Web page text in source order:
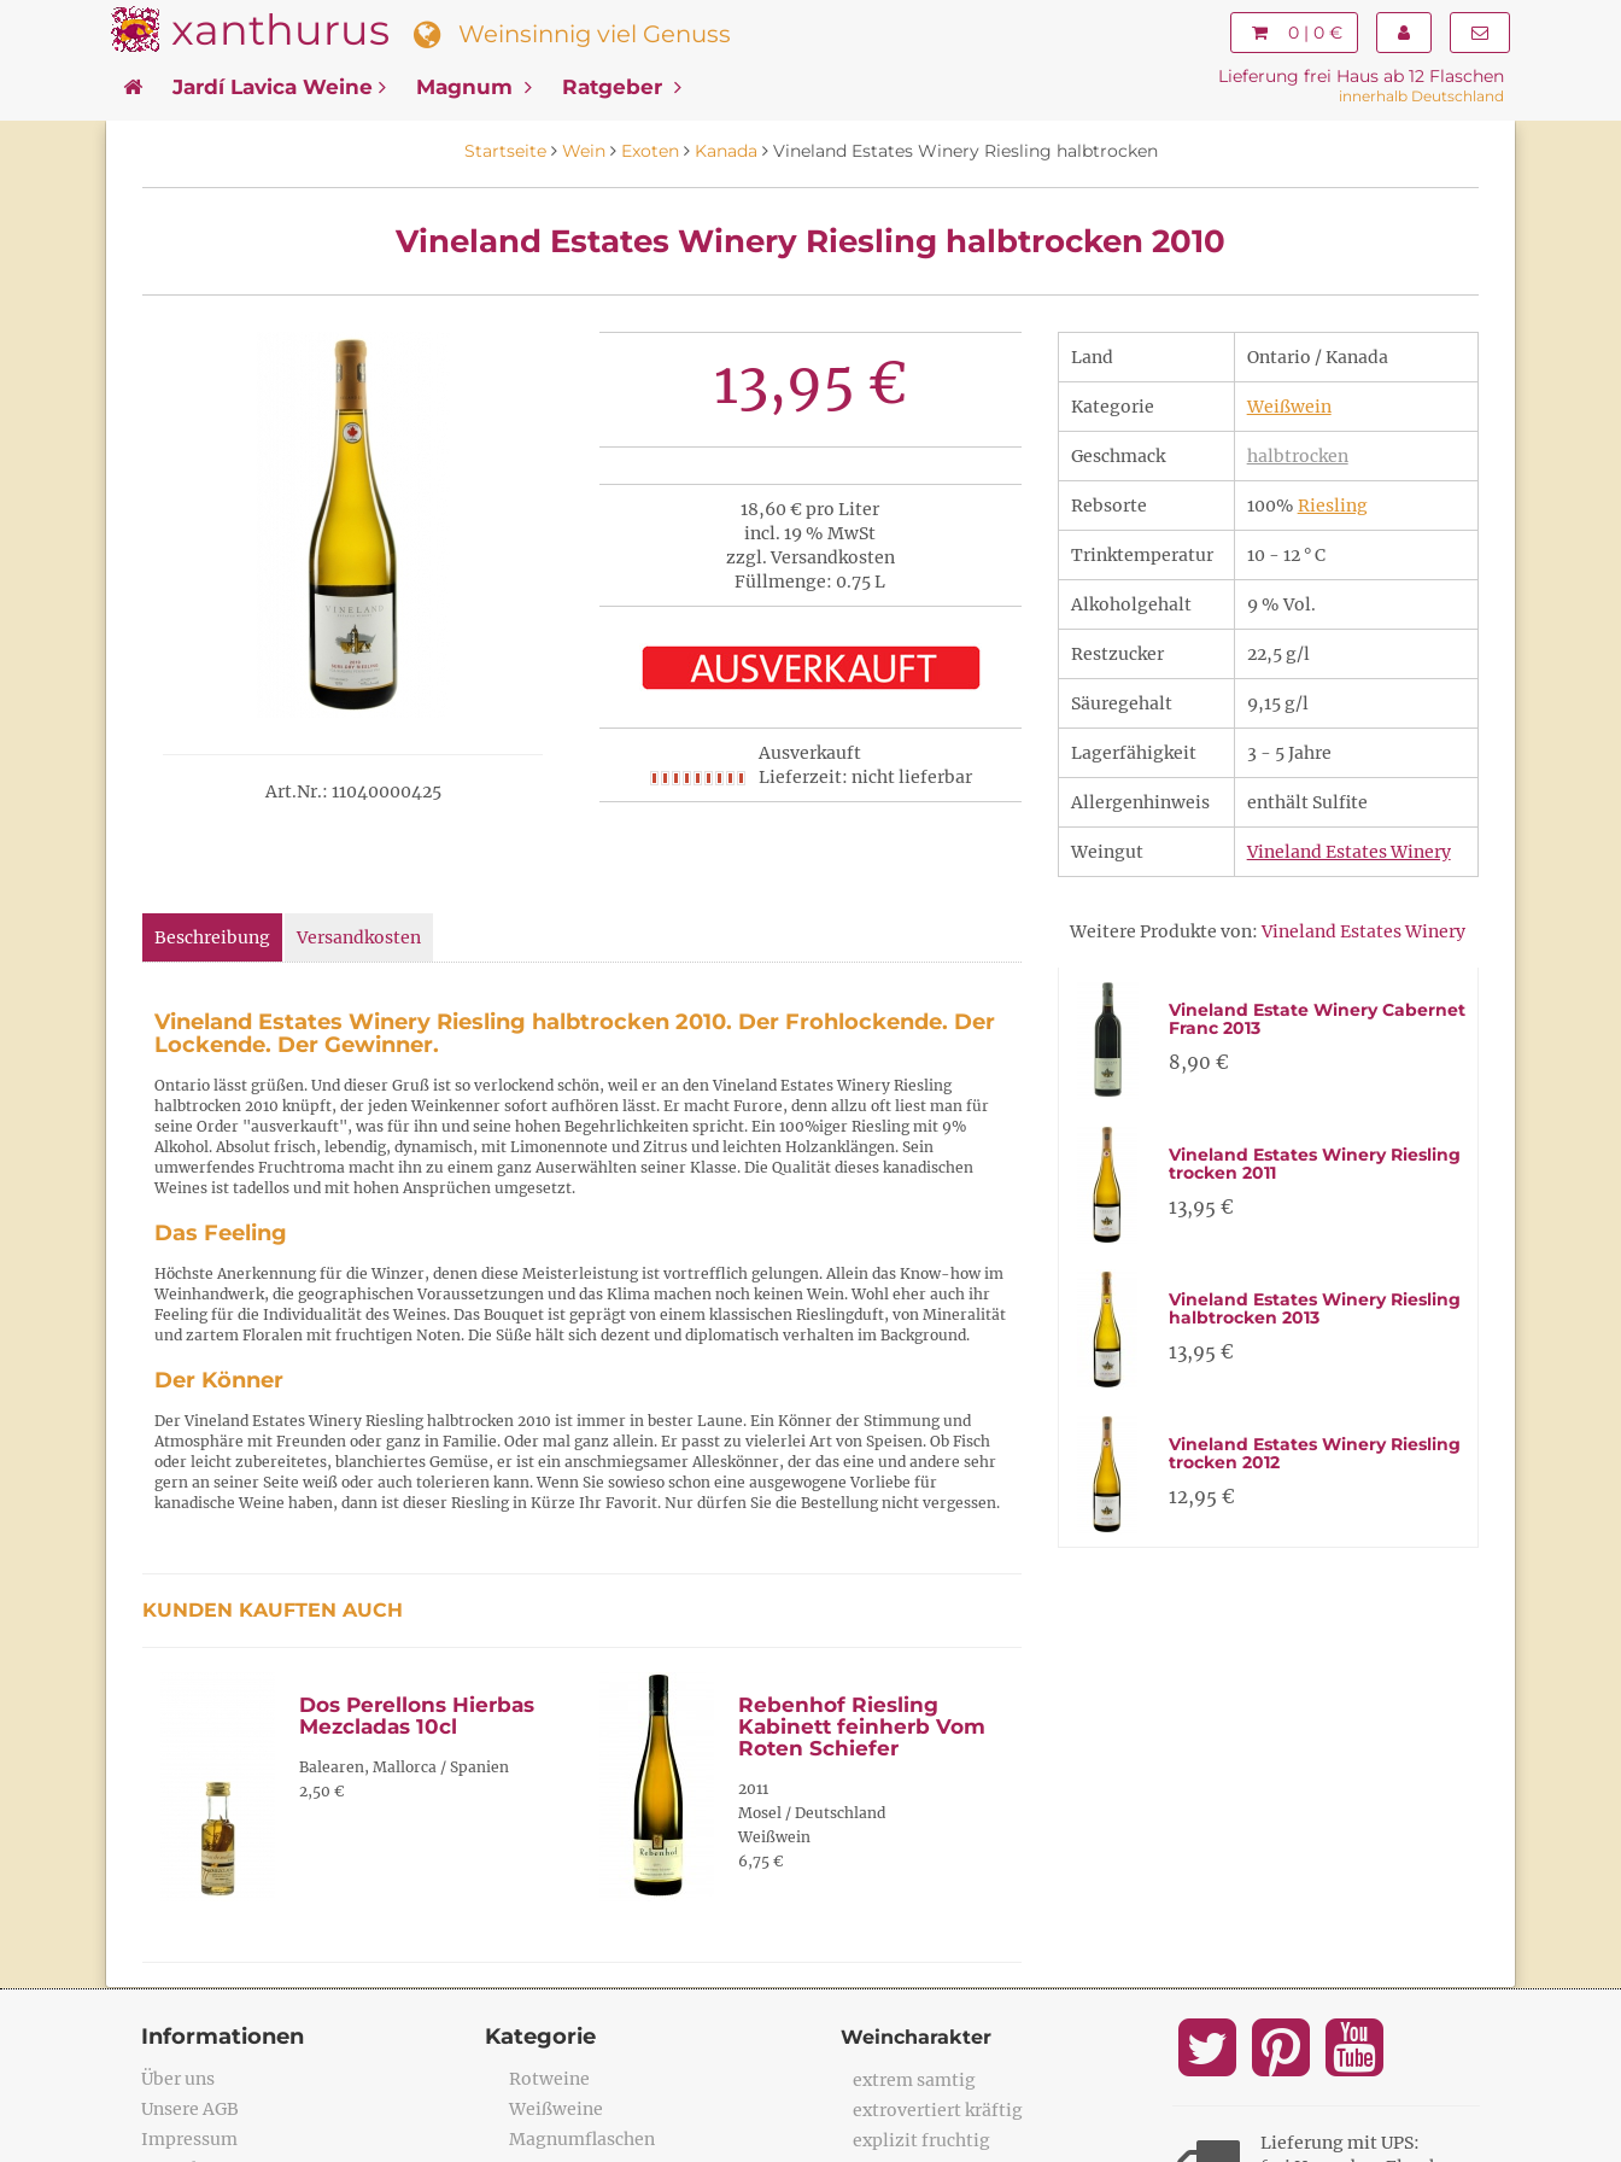
xanthurus Weinsinnig viel Genuss 0 | 0 €
Jardí Lavica Weine Magnum Ratgeber Lieferung frei Haus ab 12 Flaschen
innerhalb Deutschland
Startseite Wein Exoten Kanada Vineland Estates Winery Riesling halbtrocken
Vineland Estates Winery Riesling halbtrocken 2010
Art.Nr.: 11040000425
13,95 €
18,60 € pro Liter
incl. 19 % MwSt
zzgl. Versandkosten
Füllmenge: 0.75 L
Ausverkauft
Lieferzeit: nicht lieferbar
Land Ontario / Kanada
Kategorie Weißwein
Geschmack halbtrocken
Rebsorte 100% Riesling
Trinktemperatur 10 - 12 ° C
Alkoholgehalt 9 % Vol.
Restzucker 22,5 g/l
Säuregehalt 9,15 g/l
Lagerfähigkeit 3 - 5 Jahre
Allergenhinweis enthält Sulfite
Weingut Vineland Estates Winery
Beschreibung Versandkosten
Vineland Estates Winery Riesling halbtrocken 2010. Der Frohlockende. Der
Lockende. Der Gewinner.
Ontario lässt grüßen. Und dieser Gruß ist so verlockend schön, weil er an den Vineland Estates Winery Riesling
halbtrocken 2010 knüpft, der jeden Weinkenner sofort aufhören lässt. Er macht Furore, denn allzu oft liest man für
seine Order "ausverkauft", was für ihn und seine hohen Begehrlichkeiten spricht. Ein 100%iger Riesling mit 9%
Alkohol. Absolut frisch, lebendig, dynamisch, mit Limonennote und Zitrus und leichten Holzanklängen. Sein
umwerfendes Fruchtroma macht ihn zu einem ganz Auserwählten seiner Klasse. Die Qualität dieses kanadischen
Weines ist tadellos und mit hohen Ansprüchen umgesetzt.
Das Feeling
Höchste Anerkennung für die Winzer, denen diese Meisterleistung ist vortrefflich gelungen. Allein das Know-how im
Weinhandwerk, die geographischen Voraussetzungen und das Klima machen noch keinen Wein. Wohl eher auch ihr
Feeling für die Individualität des Weines. Das Bouquet ist geprägt von einem klassischen Rieslingduft, von Mineralität
und zartem Floralen mit fruchtigen Noten. Die Süße hält sich dezent und diplomatisch verhalten im Background.
Der Könner
Der Vineland Estates Winery Riesling halbtrocken 2010 ist immer in bester Laune. Ein Könner der Stimmung und
Atmosphäre mit Freunden oder ganz in Familie. Oder mal ganz allein. Er passt zu vielerlei Art von Speisen. Ob Fisch
oder leicht zubereitetes, blanchiertes Gemüse, er ist ein anschmiegsamer Alleskönner, der das eine und andere sehr
gern an seiner Seite weiß oder auch tolerieren kann. Wenn Sie sowieso schon eine ausgewogene Vorliebe für
kanadische Weine haben, dann ist dieser Riesling in Kürze Ihr Favorit. Nur dürfen Sie die Bestellung nicht vergessen.
KUNDEN KAUFTEN AUCH
Dos Perellons Hierbas
Mezcladas 10cl
Balearen, Mallorca / Spanien
2,50 €
Rebenhof Riesling
Kabinett feinherb Vom
Roten Schiefer
2011
Mosel / Deutschland
Weißwein
6,75 €
Weitere Produkte von:Vineland Estates Winery
Vineland Estate Winery Cabernet
Franc 2013
8,90 €
Vineland Estates Winery Riesling
trocken 2011
13,95 €
Vineland Estates Winery Riesling
halbtrocken 2013
13,95 €
Vineland Estates Winery Riesling
trocken 2012
12,95 €
Informationen
Über uns
Unsere AGB
Impressum
Kategorie
Rotweine
Weißweine
Magnumflaschen
Weincharakter
extrem samtig
extrovertiert kräftig
explizit fruchtig
Lieferung mit UPS: